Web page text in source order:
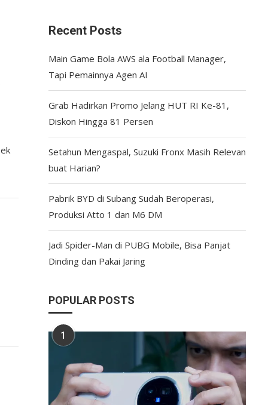
Recent Posts
Main Game Bola AWS ala Football Manager,
Tapi Pemainnya Agen AI
Grab Hadirkan Promo Jelang HUT RI Ke-81,
Diskon Hingga 81 Persen
Setahun Mengaspal, Suzuki Fronx Masih Relevan
buat Harian?
Pabrik BYD di Subang Sudah Beroperasi,
Produksi Atto 1 dan M6 DM
Jadi Spider-Man di PUBG Mobile, Bisa Panjat
Dinding dan Pakai Jaring
POPULAR POSTS
1